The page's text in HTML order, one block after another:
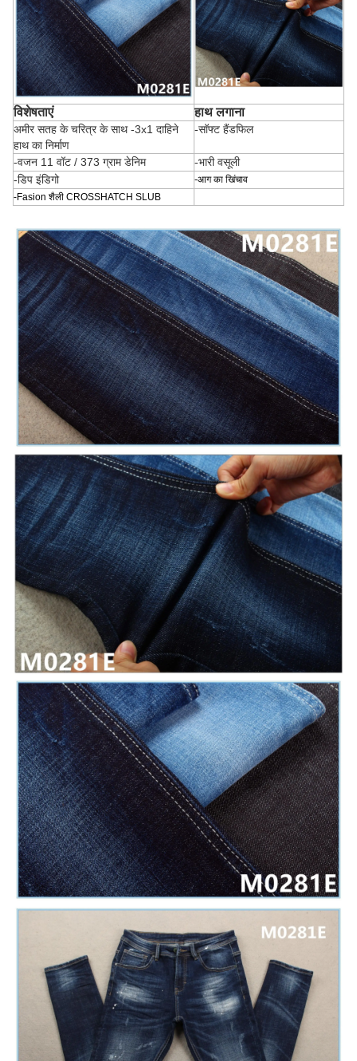
विशेषताएं हाथ लगाना
अमीर सतह के चरित्र के साथ -3x1 दाहिने
हाथ का निर्माण
-सॉफ्ट हैंडफिल
-वजन 11 वॉट / 373 ग्राम डेनिम
-भारी वसूली
-डिप इंडिगो
-आग का खिंचाव
-Fasion शैली CROSSHATCH SLUB